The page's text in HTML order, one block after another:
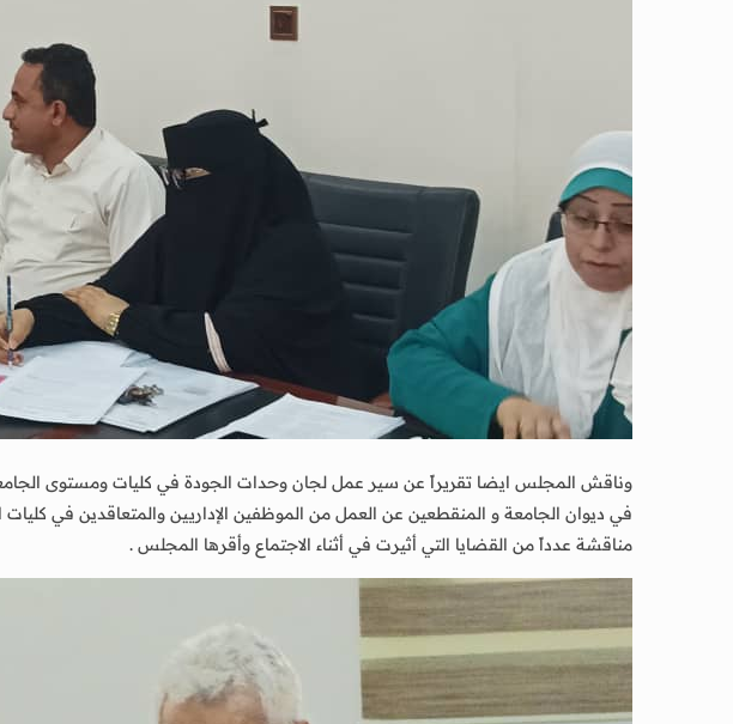
وناقش المجلس ايضا تقريراً عن سير عمل لجان وحدات الجودة في كليات ومستوى الجامعة
في ديوان الجامعة و المنقطعين عن العمل من الموظفين الإداريين والمتعاقدين في
مناقشة عدداً من القضايا التي أثيرت في أثناء الاجتماع وأقرها المجلس .